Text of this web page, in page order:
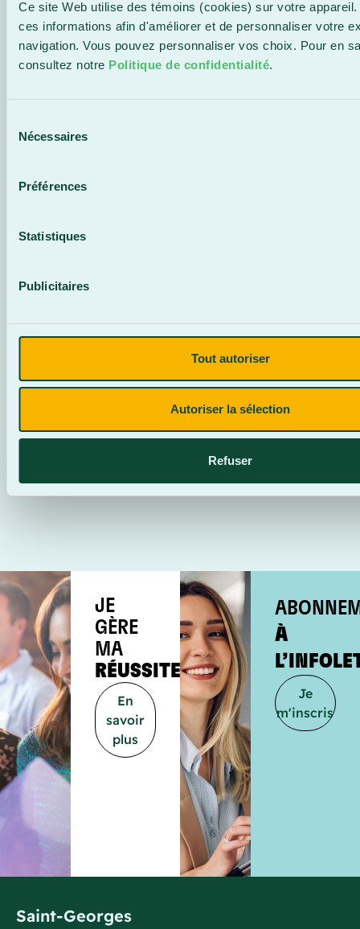
Ce site Web utilise des témoins (cookies) sur votre
ces informations afin d'améliorer et de personnaliser votre
navigation. Vous pouvez personnaliser vos choix. Pour en
consultez notre Politique de confidentialité.
Nécessaires
Préférences
Statistiques
Publicitaires
Tout autoriser
Autoriser la sélection
Refuser
CES FORMATIONS
Perfectionnement
1 2 3 4 5 6 7 8 9 101112131415161718
JE
GÈRE
MA
RÉUSSITE
En
savoir
plus
À
Je
m'inscris
Saint-Georges